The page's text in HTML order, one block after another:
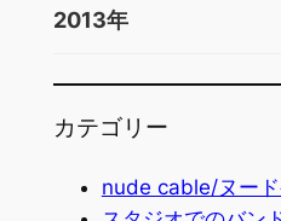
2013年
カテゴリー
nude cable/ヌー